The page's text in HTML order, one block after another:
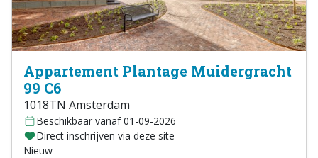
Appartement Plantage Muidergracht
99 C6
1018TN Amsterdam
Beschikbaar vanaf 01-09-2026
Direct inschrijven via deze site
Nieuw